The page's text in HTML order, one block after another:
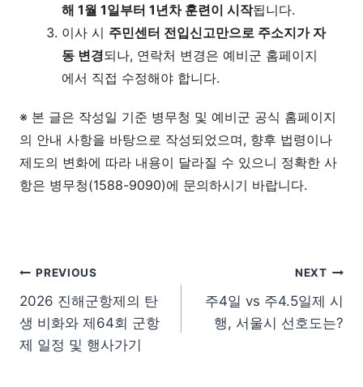
해 1월 1일부터 1년차 훈련이 시작됩니다.
이사 시 주민센터 전입신고만으로 주소지가 자
동 변경되나, 연락처 변경은 예비군 홈페이지
에서 직접 수정해야 합니다.
※ 본 글은 작성일 기준 병무청 및 예비군 공식 홈페이지
의 안내 사항을 바탕으로 작성되었으며, 향후 법령이나
제도의 변화에 따라 내용이 달라질 수 있으니 정확한 사
항은 병무청(1588-9090)에 문의하시기 바랍니다.
글 탐색
PREVIOUS
2026 진해군항제의 탄
생 비화와 제64회 군항
제 일정 및 행사가기
NEXT
주4일 vs 주4.5일제 시
행, 서울시 선호도는?